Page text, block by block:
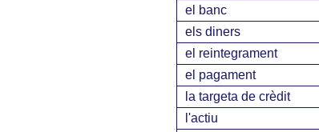
el banc
els diners
el reintegrament
el pagament
la targeta de crèdit
l'actiu